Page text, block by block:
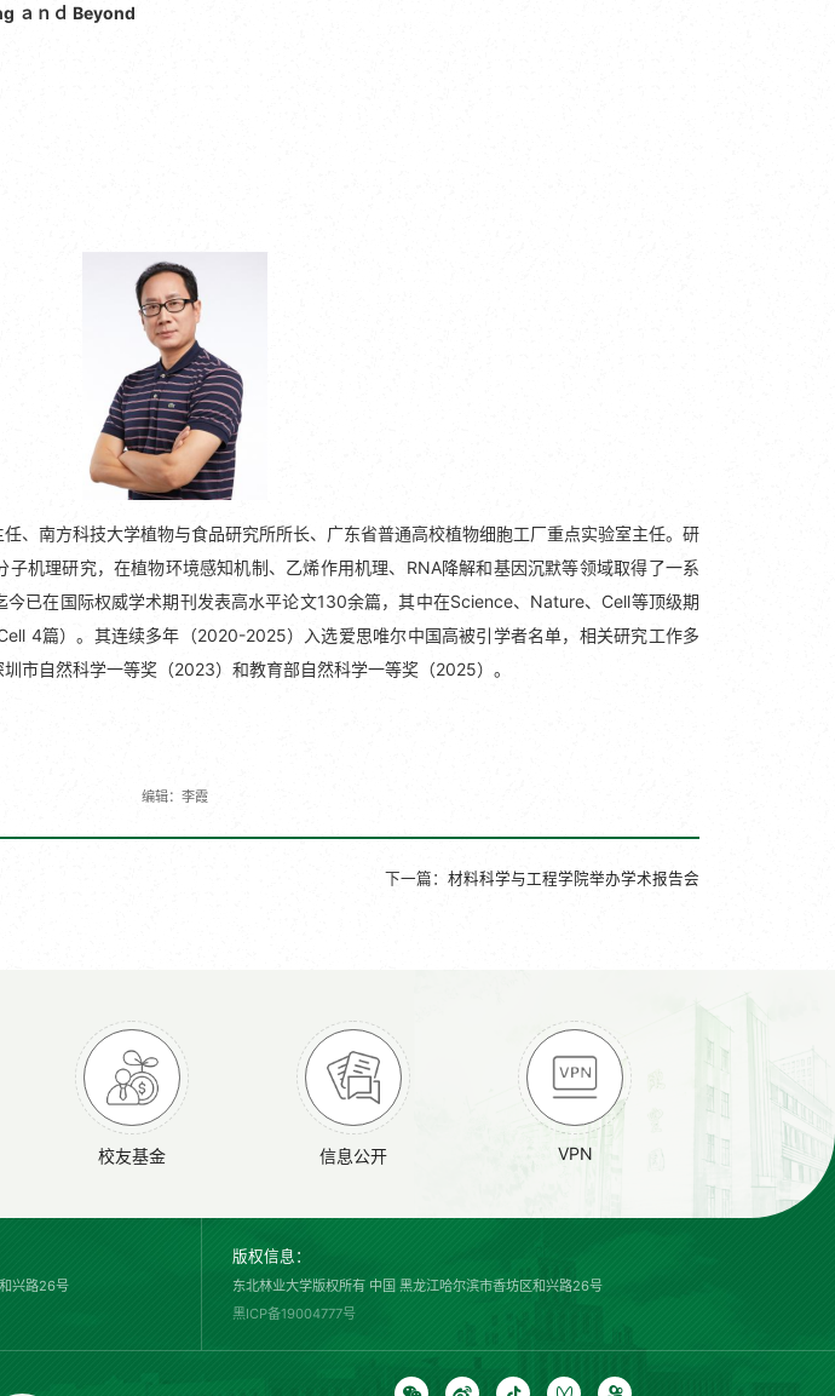
ａｎｄ Beyond
、南方科技大学植物与食品研究所所长、广东省普通高校植物细胞工厂重点实验室主任。研
机理研究，在植物环境感知机制、乙烯作用机理、RNA降解和基因沉默等领域取得了一系
已在国际权威学术期刊发表高水平论文130余篇，其中在Science、Nature、Cell等顶级期
4篇）。其连续多年（2020-2025）入选爱思唯尔中国高被引学者名单，相关研究工作多
市自然科学一等奖（2023）和教育部自然科学一等奖（2025）。
编辑：李霞
下一篇： 材料科学与工程学院举办学术报告会
校友基金 信息公开 VPN
兴路26号
版权信息：
东北林业大学版权所有 中国 黑龙江哈尔滨市香坊区和兴路26号
黑ICP备19004777号